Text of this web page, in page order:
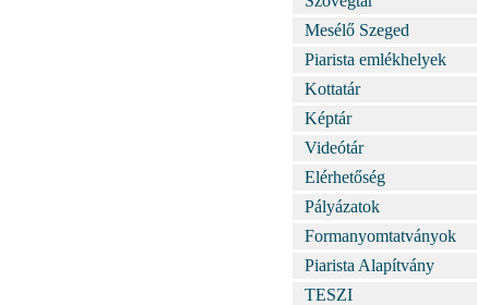
Mesélő Szeged
Piarista emlékhelyek
Kottatár
Képtár
Videótár
Elérhetőség
Pályázatok
Formanyomtatványok
Piarista Alapítvány
TESZI